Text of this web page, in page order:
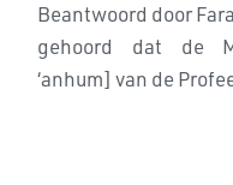
Beantwoord door
gehoord dat de